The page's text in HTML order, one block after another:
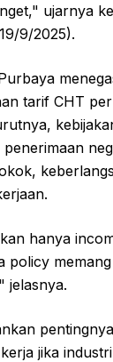
ujarnya
9/2025).
tarif CHT
hanya
policy
jelasnya.
jika